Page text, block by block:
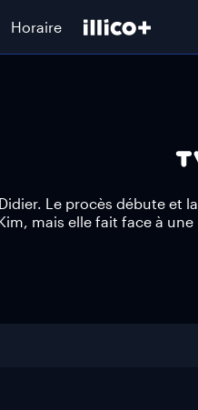
Horaire
Le procès débute et la
mais elle fait face à une